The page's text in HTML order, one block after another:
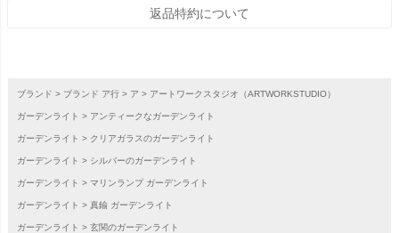
返品特約について
ブランド ブランド ア行 ア アートワークスタジオ（ARTWORKSTUDIO）
ガーデンライト アンティークなガーデンライト
ガーデンライト クリアガラスのガーデンライト
ガーデンライト シルバーのガーデンライト
ガーデンライト マリンランプ ガーデンライト
ガーデンライト 真鍮 ガーデンライト
ガーデンライト 玄関のガーデンライト